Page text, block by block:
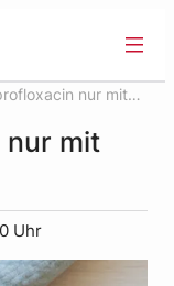
nur mit
nur mit
Uhr